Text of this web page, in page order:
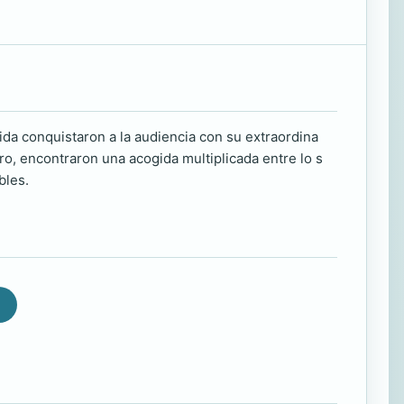
conquistaron a la audiencia con su extraordina
encontraron una acogida multiplicada entre lo s